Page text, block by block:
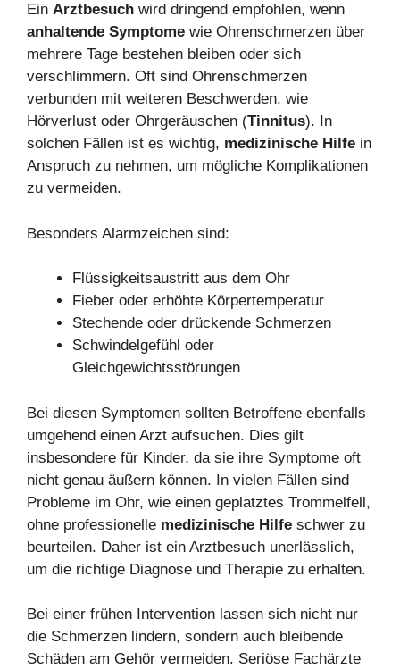
Ein Arztbesuch wird dringend empfohlen, wenn
anhaltende Symptome wie Ohrenschmerzen über
mehrere Tage bestehen bleiben oder sich
verschlimmern. Oft sind Ohrenschmerzen
verbunden mit weiteren Beschwerden, wie
Hörverlust oder Ohrgeräuschen (Tinnitus). In
solchen Fällen ist es wichtig, medizinische Hilfe in
Anspruch zu nehmen, um mögliche Komplikationen
zu vermeiden.
Besonders Alarmzeichen sind:
Flüssigkeitsaustritt aus dem Ohr
Fieber oder erhöhte Körpertemperatur
Stechende oder drückende Schmerzen
Schwindelgefühl oder
Gleichgewichtsstörungen
Bei diesen Symptomen sollten Betroffene ebenfalls
umgehend einen Arzt aufsuchen. Dies gilt
insbesondere für Kinder, da sie ihre Symptome oft
nicht genau äußern können. In vielen Fällen sind
Probleme im Ohr, wie einen geplatztes Trommelfell,
ohne professionelle medizinische Hilfe schwer zu
beurteilen. Daher ist ein Arztbesuch unerlässlich,
um die richtige Diagnose und Therapie zu erhalten.
Bei einer frühen Intervention lassen sich nicht nur
die Schmerzen lindern, sondern auch bleibende
Schäden am Gehör vermeiden. Seriöse Fachärzte